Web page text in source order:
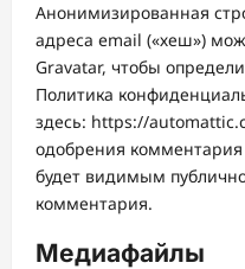
Анонимизированная
адреса email («хеш»)
Gravatar, чтобы
Политика
здесь: https://
одобрения
будет видимым
комментария.
Медиафайлы